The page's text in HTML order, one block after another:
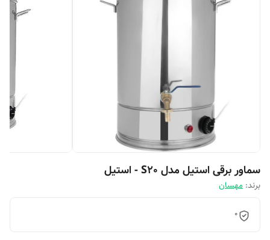
سماور برقی استیل مدل S20 - استیل
برند: مهسان
0